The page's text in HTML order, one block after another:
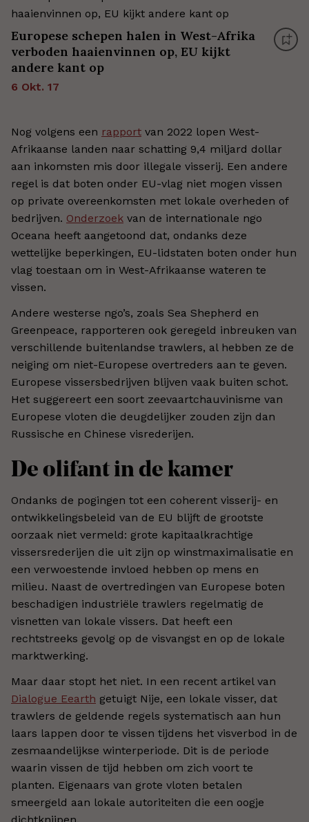
Europese schepen halen in West-Afrika
verboden haaienvinnen op, EU kijkt
andere kant op
6 Okt. 17
Nog volgens een rapport van 2022 lopen West-
Afrikaanse landen naar schatting 9,4 miljard dollar
aan inkomsten mis door illegale visserij. Een andere
regel is dat boten onder EU-vlag niet mogen vissen
op private overeenkomsten met lokale overheden of
bedrijven. Onderzoek van de internationale ngo
Oceana heeft aangetoond dat, ondanks deze
wettelijke beperkingen, EU-lidstaten boten onder hun
vlag toestaan om in West-Afrikaanse wateren te
vissen.
Andere westerse ngo’s, zoals Sea Shepherd en
Greenpeace, rapporteren ook geregeld inbreuken van
verschillende buitenlandse trawlers, al hebben ze de
neiging om niet-Europese overtreders aan te geven.
Europese vissersbedrijven blijven vaak buiten schot.
Het suggereert een soort zeevaartchauvinisme van
Europese vloten die deugdelijker zouden zijn dan
Russische en Chinese visrederijen.
De olifant in de kamer
Ondanks de pogingen tot een coherent visserij- en
ontwikkelingsbeleid van de EU blijft de grootste
oorzaak niet vermeld: grote kapitaalkrachtige
vissersrederijen die uit zijn op winstmaximalisatie en
een verwoestende invloed hebben op mens en
milieu. Naast de overtredingen van Europese boten
beschadigen industriële trawlers regelmatig de
visnetten van lokale vissers. Dat heeft een
rechtstreeks gevolg op de visvangst en op de lokale
marktwerking.
Maar daar stopt het niet. In een recent artikel van
Dialogue Eearth getuigt Nije, een lokale visser, dat
trawlers de geldende regels systematisch aan hun
laars lappen door te vissen tijdens het visverbod in de
zesmaandelijkse winterperiode. Dit is de periode
waarin vissen de tijd hebben om zich voort te
planten. Eigenaars van grote vloten betalen
smeergeld aan lokale autoriteiten die een oogje
dichtknijpen.